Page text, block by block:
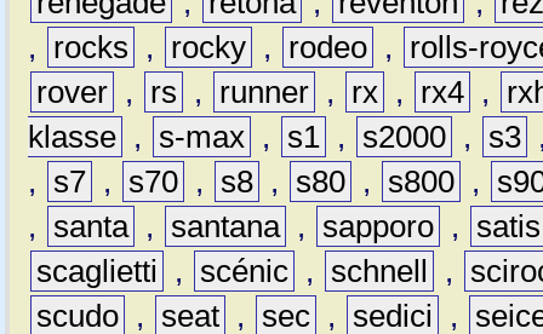
,
rocks , rocky , rodeo ,
rolls-
rover , rs , runner , rx , rx4 ,
klasse , s-max , s1 , s2000 , s3
,
s7 , s70 , s8 , s80 , s800 ,
,
santa , santana , sapporo ,
satis
scaglietti
, scénic , schnell ,
scudo , seat , sec , sedici ,